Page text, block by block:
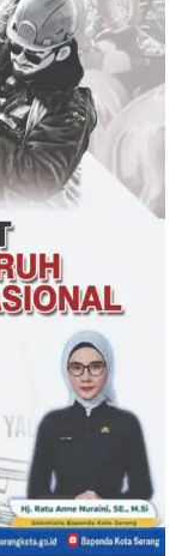
kepada
menjaga
kader dalam
yang baru,”